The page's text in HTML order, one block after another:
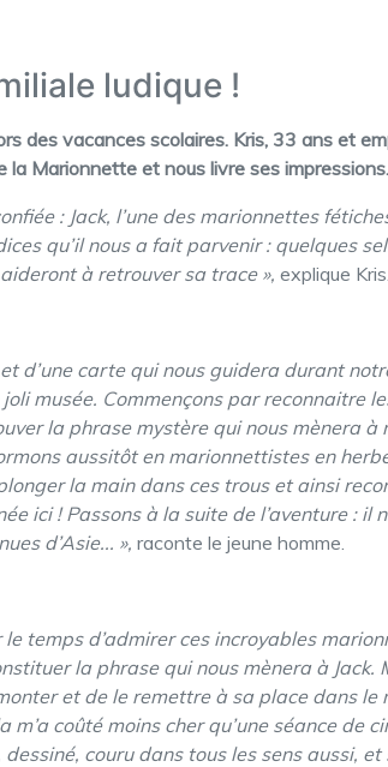
ludique !
des vacances scolaires. Kris, 33 ans et
la Marionnette et nous livre ses
: Jack, l’une des marionnettes
qu’il nous a fait parvenir : quelques
à retrouver sa trace », explique Kris.
d’une carte qui nous guidera durant
musée. Commençons par reconnaitre
la phrase mystère qui nous mènera
aussitôt en marionnettistes en
la main dans ces trous et ainsi
ici ! Passons à la suite de l’aventure :
d’Asie... », raconte le jeune homme.
temps d’admirer ces incroyables
la phrase qui nous mènera à
et de le remettre à sa place dans
coûté moins cher qu’une séance
couru dans tous les sens aussi,